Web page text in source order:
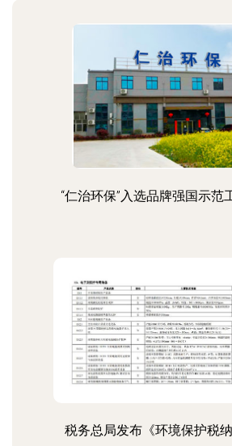
“仁治环保”入选品牌强国示范
税务总局发布《环境保护税纳